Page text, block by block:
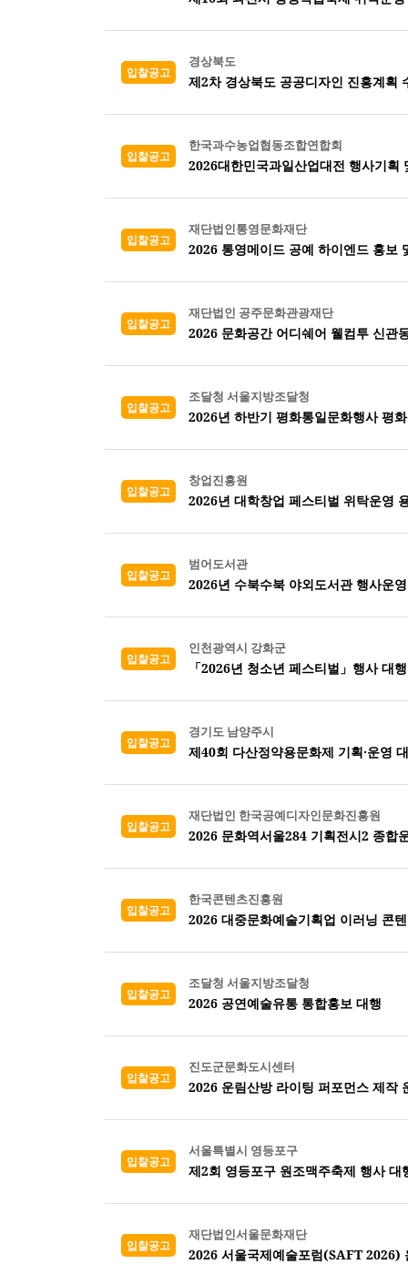
입찰공고
경상북도
제2차 경상북도 공공디자인 진흥계획
입찰공고
한국과수농업협동조합연합회
2026대한민국과일산업대전 행사기획
입찰공고
재단법인통영문화재단
2026 통영메이드 공예 하이엔드 홍보
입찰공고
재단법인 공주문화관광재단
2026 문화공간 어디쉐어 웰컴투 신관
입찰공고
조달청 서울지방조달청
2026년 하반기 평화통일문화행사 평
입찰공고
창업진흥원
2026년 대학창업 페스티벌 위탁운영
입찰공고
범어도서관
2026년 수북수북 야외도서관 행사운
입찰공고
인천광역시 강화군
「2026년 청소년 페스티벌」행사 대
입찰공고
경기도 남양주시
제40회 다산정약용문화제 기획·운영
입찰공고
재단법인 한국공예디자인문화진흥원
2026 문화역서울284 기획전시2 종합
입찰공고
한국콘텐츠진흥원
2026 대중문화예술기획업 이러닝 콘
입찰공고
조달청 서울지방조달청
2026 공연예술유통 통합홍보 대행
입찰공고
진도군문화도시센터
2026 운림산방 라이팅 퍼포먼스 제작
입찰공고
서울특별시 영등포구
제2회 영등포구 원조맥주축제 행사 대
입찰공고
재단법인서울문화재단
2026 서울국제예술포럼(SAFT 2026)